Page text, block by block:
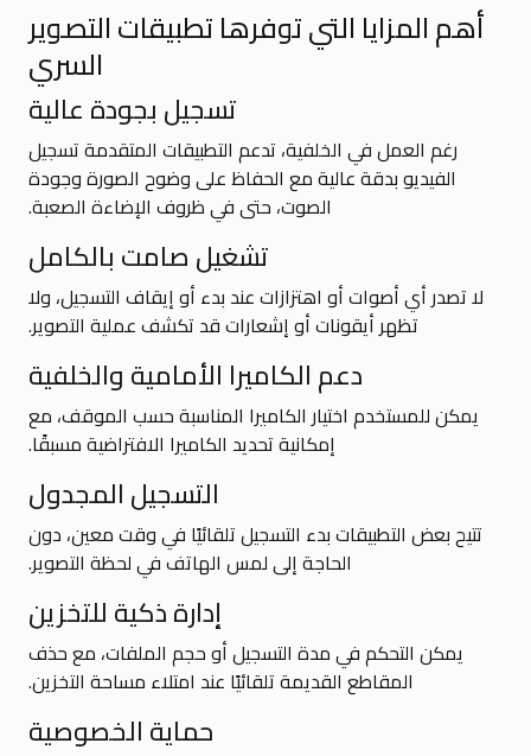
أهم المزايا التي توفرها تطبيقات التصوير
السري
تسجيل بجودة عالية
رغم العمل في الخلفية، تدعم التطبيقات المتقدمة تسجيل
الفيديو بدقة عالية مع الحفاظ على وضوح الصورة وجودة
الصوت، حتى في ظروف الإضاءة الصعبة.
تشغيل صامت بالكامل
لا تصدر أي أصوات أو اهتزازات عند بدء أو إيقاف التسجيل، ولا
تظهر أيقونات أو إشعارات قد تكشف عملية التصوير.
دعم الكاميرا الأمامية والخلفية
يمكن للمستخدم اختيار الكاميرا المناسبة حسب الموقف، مع
إمكانية تحديد الكاميرا الافتراضية مسبقًا.
التسجيل المجدول
تتيح بعض التطبيقات بدء التسجيل تلقائيًا في وقت معين، دون
الحاجة إلى لمس الهاتف في لحظة التصوير.
إدارة ذكية للتخزين
يمكن التحكم في مدة التسجيل أو حجم الملفات، مع حذف
المقاطع القديمة تلقائيًا عند امتلاء مساحة التخزين.
حماية الخصوصية